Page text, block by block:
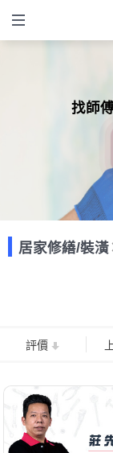
找師
居家修繕/裝潢
評價